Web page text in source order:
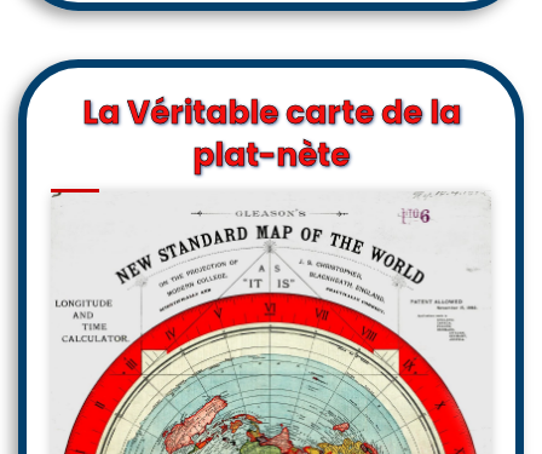
La Véritable carte de la
plat-nète